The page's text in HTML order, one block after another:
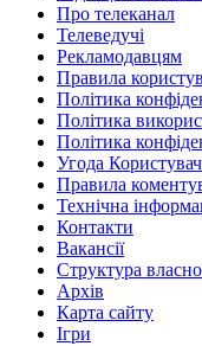
Про телеканал
Телеведучі
Рекламодавцям
Правила
Політика
Політика
Політика
Угода
Правила
Технічна
Контакти
Вакансії
Структура
Архів
Карта сайту
Ігри